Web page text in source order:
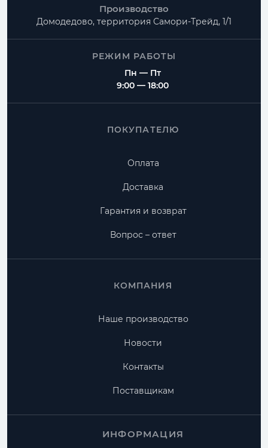
Производство
Домодедово, территория Самори-Трейд, 1/1
РЕЖИМ РАБОТЫ
Пн — Пт
9:00 — 18:00
ПОКУПАТЕЛЮ
Оплата
Доставка
Гарантия и возврат
Вопрос – ответ
КОМПАНИЯ
Наше производство
Новости
Контакты
Поставщикам
ИНФОРМАЦИЯ